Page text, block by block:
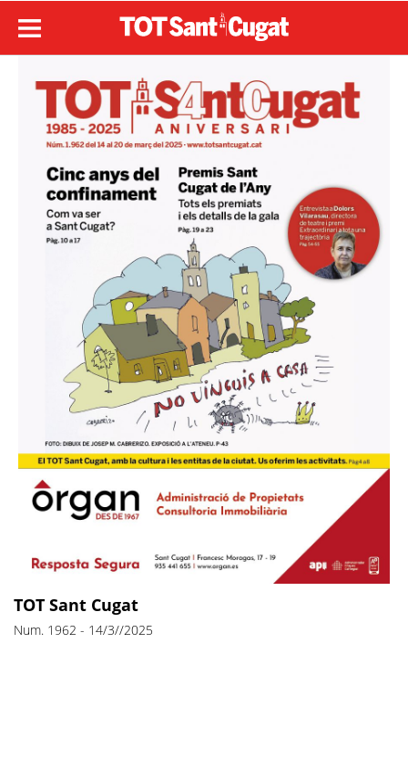
TOT Sant Cugat
Num. 1962 - 14/3//2025